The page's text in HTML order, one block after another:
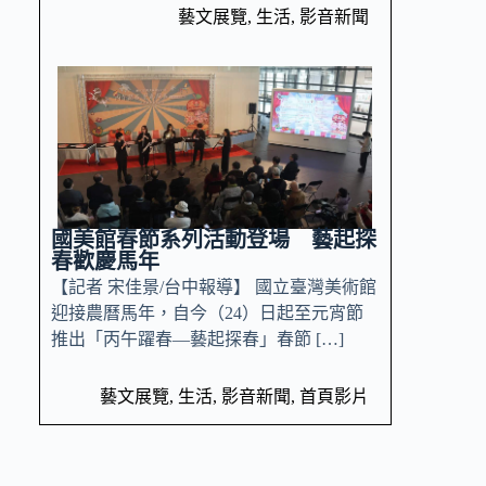
藝文展覽, 生活, 影音新聞
國美館春節系列活動登場 藝起探
春歡慶馬年
【記者 宋佳景/台中報導】 國立臺灣美術館
迎接農曆馬年，自今（24）日起至元宵節
推出「丙午躍春—藝起探春」春節 […]
藝文展覽, 生活, 影音新聞, 首頁影片